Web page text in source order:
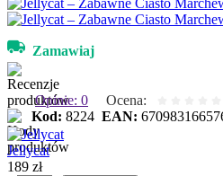
Zamawiaj
Opinie: 0
Ocena:
Kod: 8224 EAN:
Jellycat
189 zł